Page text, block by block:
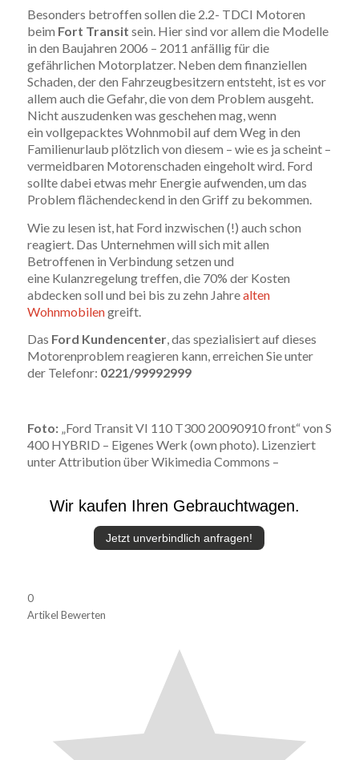
Besonders betroffen sollen die 2.2- TDCI Motoren
beim Fort Transit sein. Hier sind vor allem die Modelle
in den Baujahren 2006 – 2011 anfällig für die
gefährlichen Motorplatzer. Neben dem finanziellen
Schaden, der den Fahrzeugbesitzern entsteht, ist es vor
allem auch die Gefahr, die von dem Problem ausgeht.
Nicht auszudenken was geschehen mag, wenn
ein vollgepacktes Wohnmobil auf dem Weg in den
Familienurlaub plötzlich von diesem – wie es ja scheint –
vermeidbaren Motorenschaden eingeholt wird. Ford
sollte dabei etwas mehr Energie aufwenden, um das
Problem flächendeckend in den Griff zu bekommen.
Wie zu lesen ist, hat Ford inzwischen (!) auch schon
reagiert. Das Unternehmen will sich mit allen
Betroffenen in Verbindung setzen und
eine Kulanzregelung treffen, die 70% der Kosten
abdecken soll und bei bis zu zehn Jahrealten
Wohnmobilengreift.
Das Ford Kundencenter, das spezialisiert auf dieses
Motorenproblem reagieren kann, erreichen Sie unter
der Telefonr: 0221/99992999
Foto: „Ford Transit VI 110 T300 20090910 front“ von S
400 HYBRID – Eigenes Werk (own photo). Lizenziert
unter Attribution über Wikimedia Commons –
Wir kaufen Ihren Gebrauchtwagen.
Jetzt unverbindlich anfragen!
0
Artikel Bewerten